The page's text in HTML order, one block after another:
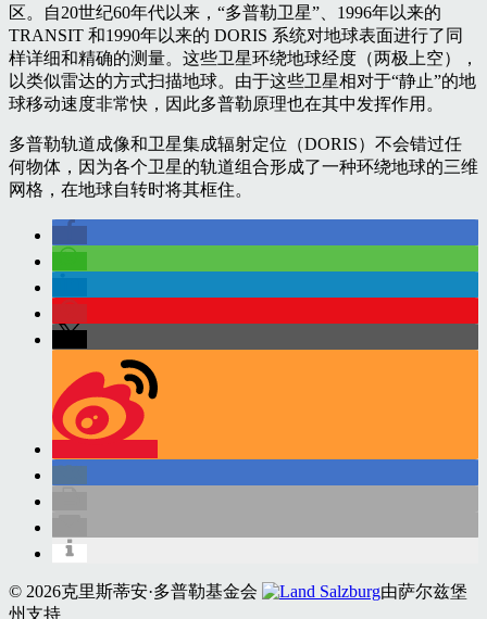
区。自20世纪60年代以来，“多普勒卫星”、1996年以来的
TRANSIT 和1990年以来的 DORIS 系统对地球表面进行了同
样详细和精确的测量。这些卫星环绕地球经度（两极上空），
以类似雷达的方式扫描地球。由于这些卫星相对于“静止”的地
球移动速度非常快，因此多普勒原理也在其中发挥作用。
多普勒轨道成像和卫星集成辐射定位（DORIS）不会错过任
何物体，因为各个卫星的轨道组合形成了一种环绕地球的三维
网格，在地球自转时将其框住。
© 2026克里斯蒂安·多普勒基金会
由萨尔兹堡
州支持